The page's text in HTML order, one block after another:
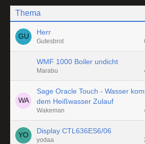
Thema
Herr
Gutesbrot
WMF 1000 Boiler undicht
Marabu
Sage Oracle Touch - Wasser
dem Heißwasser Zulauf
Wakeman
Display CTL636ES6/06
yodaa